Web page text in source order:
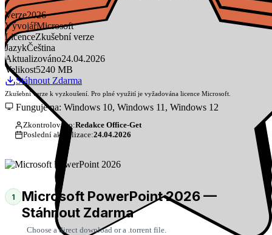
Verze2026
VývojářMicrosoft
LicenceZkušební verze
JazykČeština
Aktualizováno24.04.2026
Velikost5240 MB
Stáhnout Zdarma
Zkušební verze k vyzkoušení. Pro plné využití je vyžadována licence Microsoft.
Funguje na: Windows 10, Windows 11, Windows 12
Zkontrolováno:Redakce Office-Get
Poslední aktualizace:24.04.2026
1
Microsoft PowerPoint 2026 —
Stáhnout Zdarma
Choose a direct download or a .torrent file.